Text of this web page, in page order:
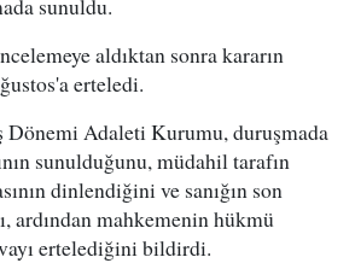
sunuldu.
aldıktan sonra kararın
erteledi.
Dönemi Adaleti Kurumu, duruşmada
sunulduğunu, müdahil tarafın
dinlendiğini ve sanığın son
ardından mahkemenin hükmü
ertelediğini bildirdi.